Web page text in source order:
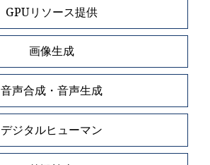
GPUリソース提供
画像生成
音声合成・音声生成
デジタルヒューマン